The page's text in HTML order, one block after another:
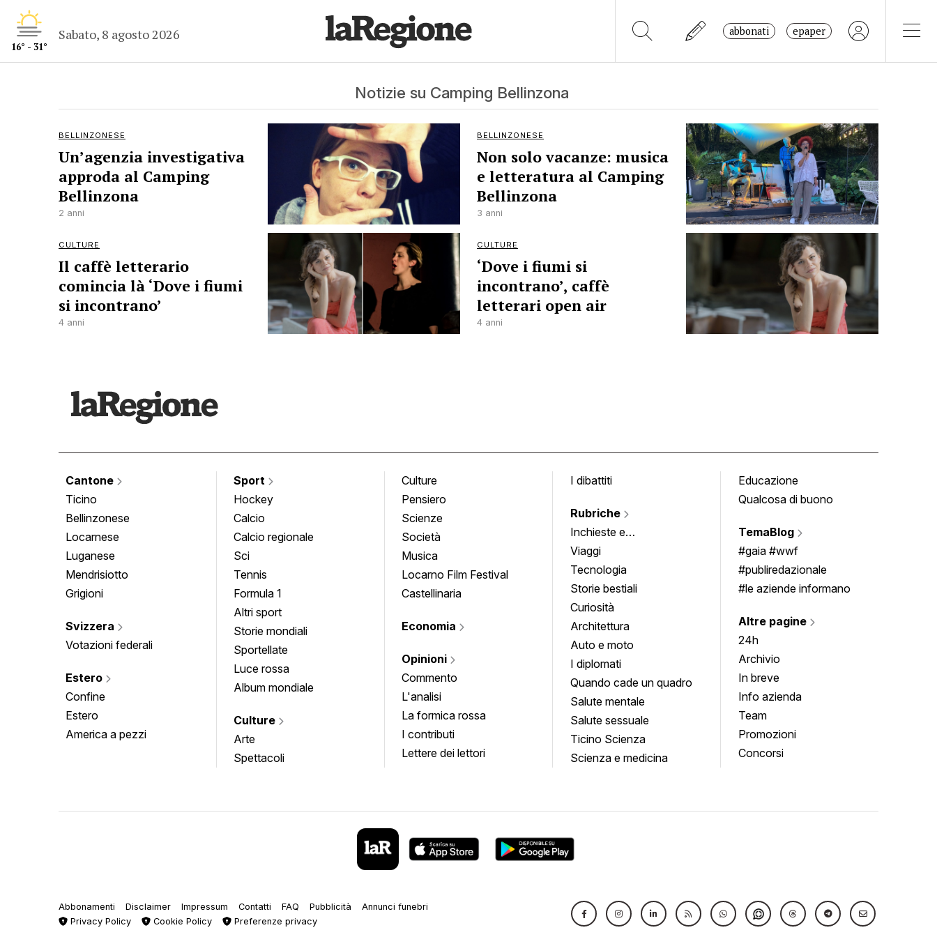
16° - 31°
Sabato, 8 agosto 2026 abbonati epaper
Notizie su Camping Bellinzona
BELLINZONESE
Un’agenzia investigativa
approda al Camping
Bellinzona
2 anni
BELLINZONESE
Non solo vacanze: musica
e letteratura al Camping
Bellinzona
3 anni
CULTURE
Il caffè letterario
comincia là ‘Dove i fiumi
si incontrano’
4 anni
CULTURE
‘Dove i fiumi si
incontrano’, caffè
letterari open air
4 anni
Cantone
Ticino
Bellinzonese
Locarnese
Luganese
Mendrisiotto
Grigioni
Svizzera
Votazioni federali
Estero
Confine
Estero
America a pezzi
Sport
Hockey
Calcio
Calcio regionale
Sci
Tennis
Formula 1
Altri sport
Storie mondiali
Sportellate
Luce rossa
Album mondiale
Culture
Arte
Spettacoli
Culture
Pensiero
Scienze
Società
Musica
Locarno Film Festival
Castellinaria
Economia
Opinioni
Commento
L'analisi
La formica rossa
I contributi
Lettere dei lettori
I dibattiti
Rubriche
Inchieste e
approfondimenti
Viaggi
Tecnologia
Storie bestiali
Curiosità
Architettura
Auto e moto
I diplomati
Quando cade un quadro
Salute mentale
Salute sessuale
Ticino Scienza
Scienza e medicina
Educazione
Qualcosa di buono
TemaBlog
#gaia #wwf
#publiredazionale
#le aziende informano
Altre pagine
24h
Archivio
In breve
Info azienda
Team
Promozioni
Concorsi
Abbonamenti Disclaimer Impressum Contatti FAQ Pubblicità
Annunci funebri
Privacy Policy
Cookie Policy Preferenze privacy